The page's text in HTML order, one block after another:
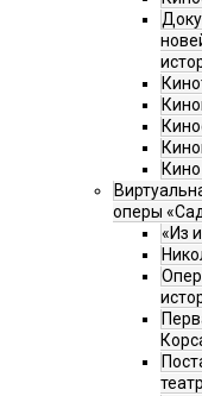
оперы
«Из